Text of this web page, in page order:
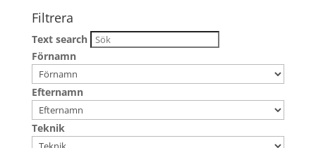
Filtrera
Text search
Förnamn
Efternamn
Teknik